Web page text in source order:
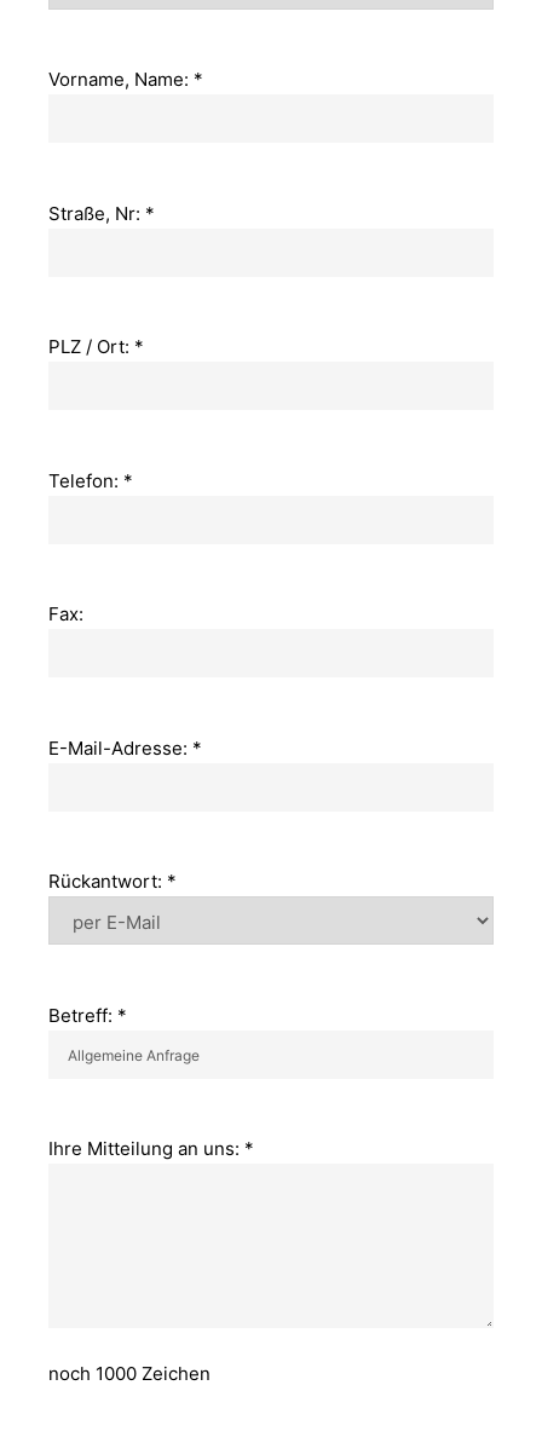
Vorname, Name: *
Straße, Nr: *
PLZ / Ort: *
Telefon: *
Fax:
E-Mail-Adresse: *
Rückantwort: *
Betreff: *
Ihre Mitteilung an uns: *
noch 1000 Zeichen